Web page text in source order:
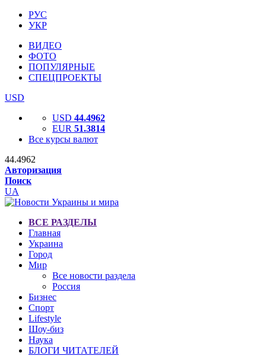
РУС
УКР
ВИДЕО
ФОТО
ПОПУЛЯРНЫЕ
СПЕЦПРОЕКТЫ
USD
USD 44.4962
EUR 51.3814
Все курсы валют
44.4962
Авторизация
Поиск
UA
ВСЕ РАЗДЕЛЫ
Главная
Украина
Город
Мир
Все новости раздела
Россия
Бизнес
Спорт
Lifestyle
Шоу-биз
Наука
БЛОГИ ЧИТАТЕЛЕЙ